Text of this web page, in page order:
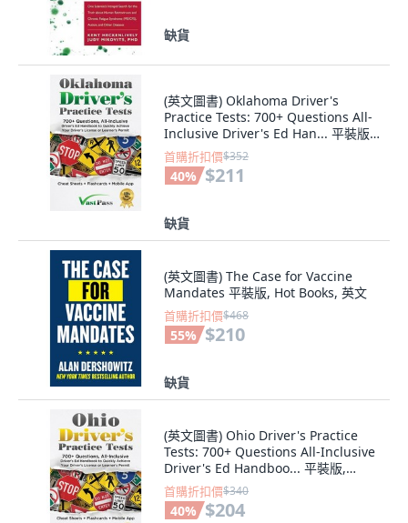
缺貨
(英文圖書) Oklahoma Driver's
Practice Tests: 700+ Questions All-
Inclusive Driver's Ed Han... 平裝版,
Stanley Vast, 英文
首購折扣價$352
40% $211
缺貨
(英文圖書) The Case for Vaccine
Mandates 平裝版, Hot Books, 英文
首購折扣價$468
55% $210
缺貨
(英文圖書) Ohio Driver's Practice
Tests: 700+ Questions All-Inclusive
Driver's Ed Handboo... 平裝版,
Stanley Vast, 英文
首購折扣價$340
40% $204